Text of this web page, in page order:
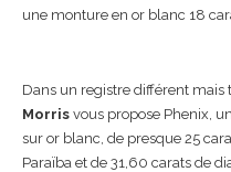
une monture en or blanc 18
Dans un registre différent mais
Morris vous propose Phenix,
sur or blanc, de presque 25
Paraïba et de 31,60 carats de